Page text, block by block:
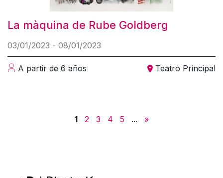
La màquina de Rube Goldberg
03/01/2023 - 08/01/2023
A partir de 6 años Teatro Principal
1 2 3 4 5 ... »